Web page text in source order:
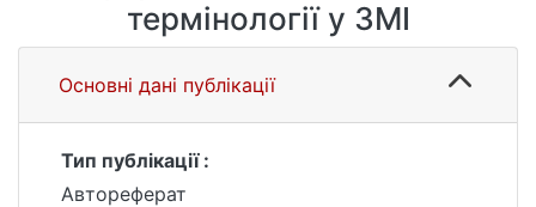
термінології у ЗМІ
Основні дані публікації
Тип публікації :
Автореферат